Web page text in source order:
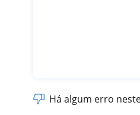
Há algum erro